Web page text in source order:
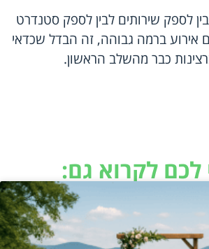
לספק שירותים לבין לספק סטנדרט
אירוע ברמה גבוהה, זה הבדל שכדאי
כבר מהשלב הראשון.
לכם לקרוא גם: